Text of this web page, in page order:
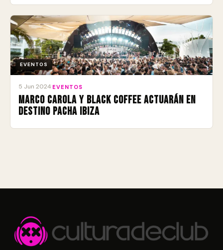
EVENTOS
5 Jun 2024 EVENTOS
Marco Carola y Black Coffee actuarán en
Destino Pacha Ibiza